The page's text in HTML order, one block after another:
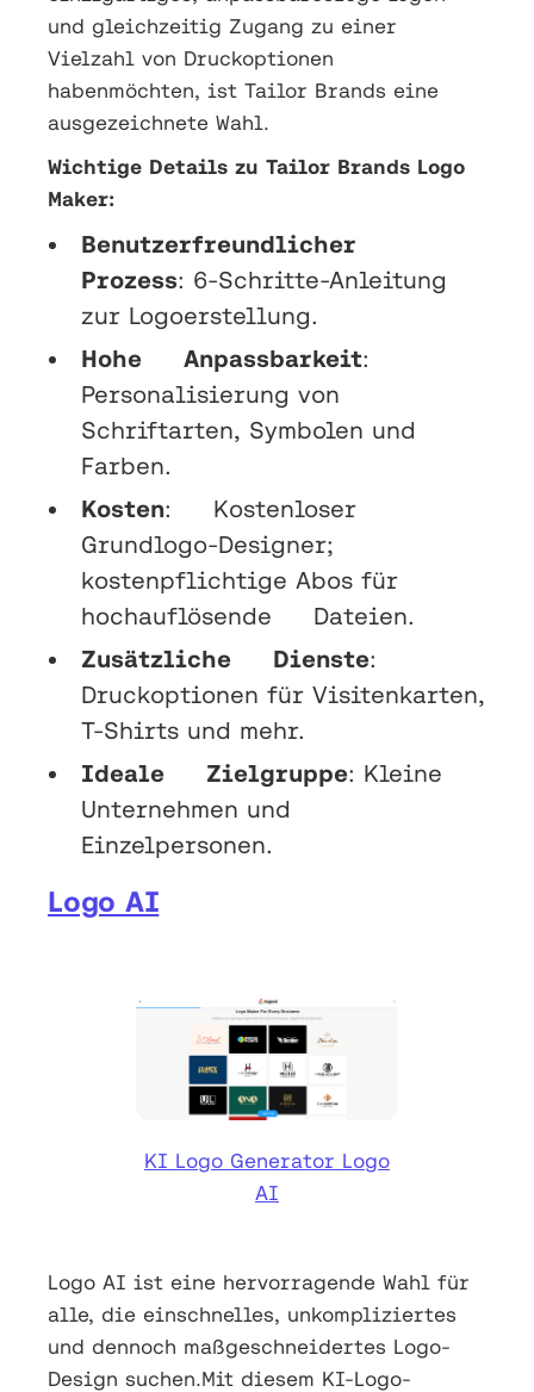
und gleichzeitig Zugang zu einer
Vielzahl von Druckoptionen
habenmöchten, ist Tailor Brands eine
ausgezeichnete Wahl.
Wichtige Details zu Tailor Brands Logo
Maker:
Benutzerfreundlicher
Prozess: 6-Schritte-Anleitung
zur Logoerstellung.
Hohe Anpassbarkeit:
Personalisierung von
Schriftarten, Symbolen und
Farben.
Kosten: Kostenloser
Grundlogo-Designer;
kostenpflichtige Abos für
hochauflösende Dateien.
Zusätzliche Dienste:
Druckoptionen für Visitenkarten,
T-Shirts und mehr.
Ideale Zielgruppe: Kleine
Unternehmen und
Einzelpersonen.
Logo AI
KI Logo Generator Logo
AI
Logo AI ist eine hervorragende Wahl für
alle, die einschnelles, unkompliziertes
und dennoch maßgeschneidertes Logo-
Design suchen.Mit diesem KI-Logo-